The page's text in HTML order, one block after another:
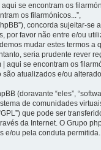
se encontram os
os filarmónicos...”,
concorda sujeitar-se
por favor não entre e/ou
mudar estes termos a
seria prudente rever
aqui se encontram os
atualizados e/ou
(doravante “eles”,
de comunidades
que pode ser
da Internet. O Grupo
e/ou pela conduta